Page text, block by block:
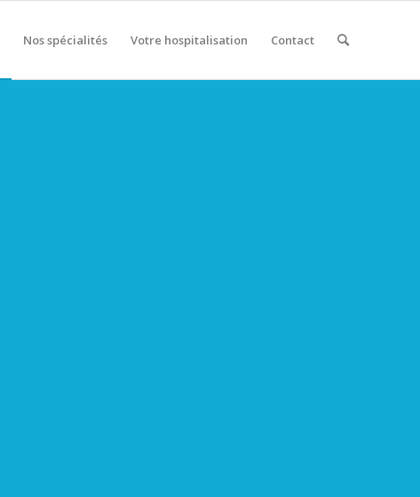
Nos spécialités Votre hospitalisation Contact